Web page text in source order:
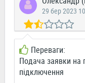
29 бер 2023
Переваги:
Подача заявки на
підключення